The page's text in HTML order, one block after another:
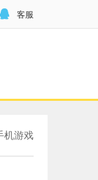
客服
机游戏